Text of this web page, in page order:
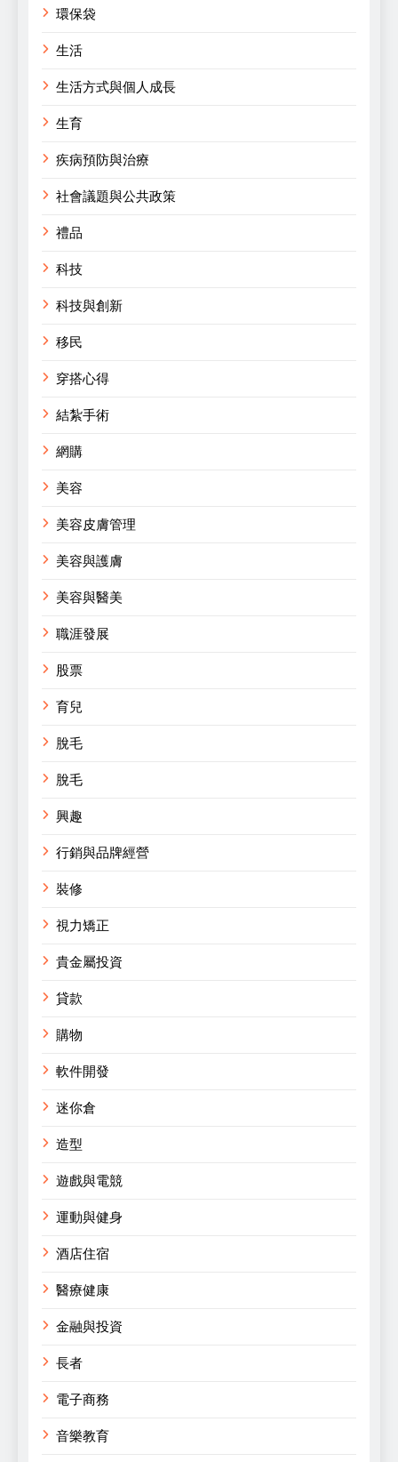
環保袋
生活
生活方式與個人成長
生育
疾病預防與治療
社會議題與公共政策
禮品
科技
科技與創新
移民
穿搭心得
結紮手術
網購
美容
美容皮膚管理
美容與護膚
美容與醫美
職涯發展
股票
育兒
脫毛
脫毛
興趣
行銷與品牌經營
裝修
視力矯正
貴金屬投資
貸款
購物
軟件開發
迷你倉
造型
遊戲與電競
運動與健身
酒店住宿
醫療健康
金融與投資
長者
電子商務
音樂教育